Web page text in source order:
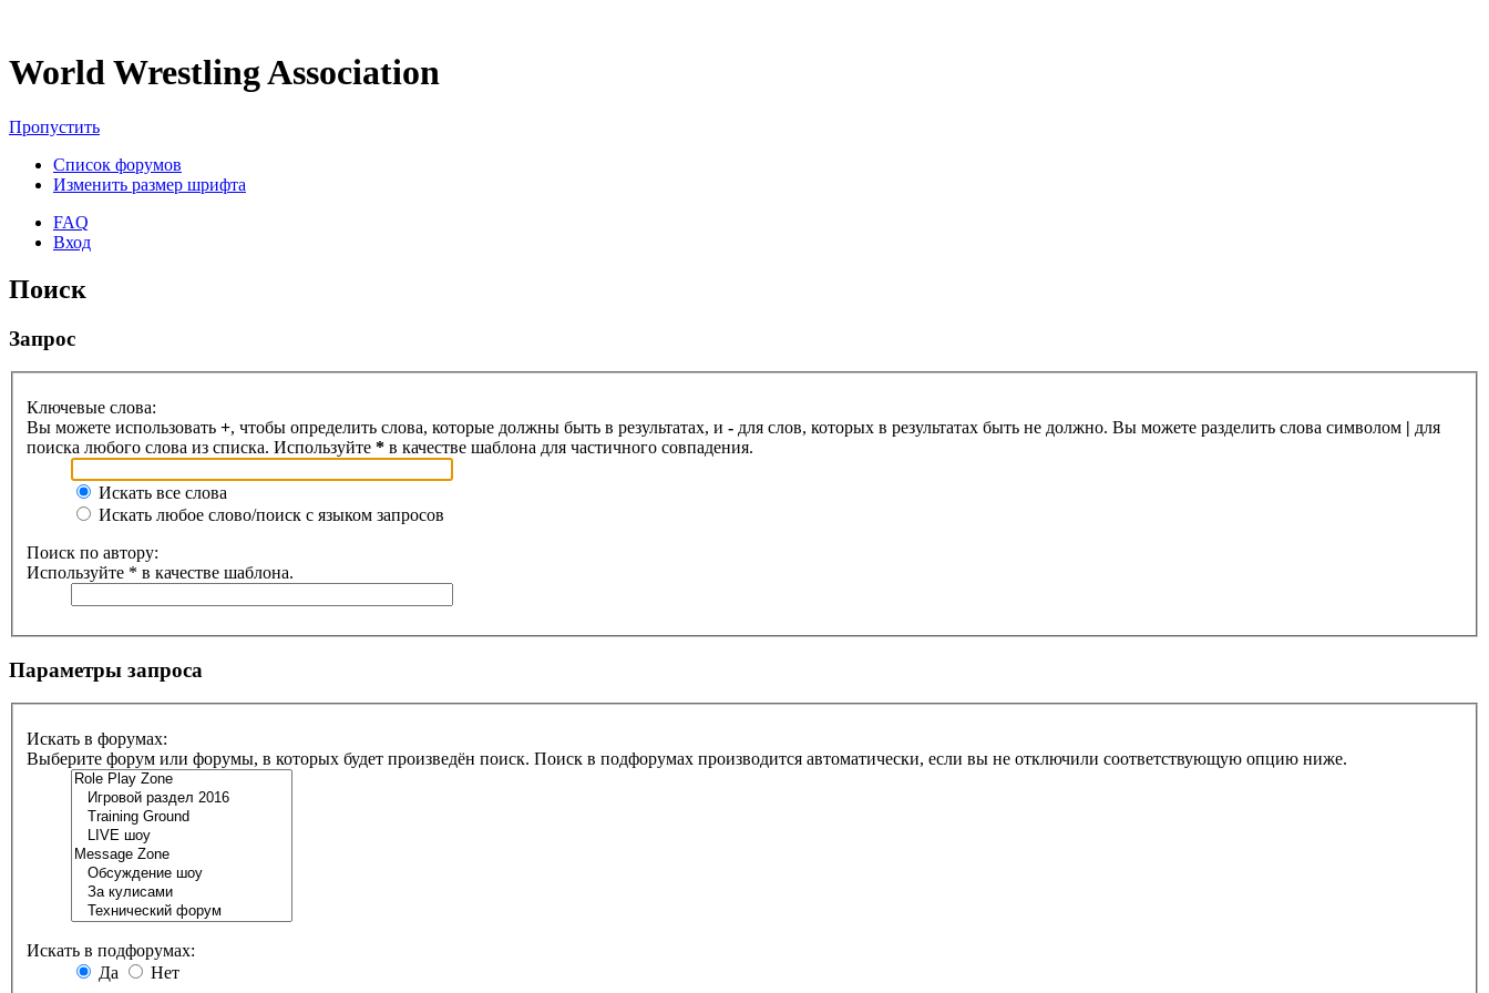
World Wrestling Association
Пропустить
Список форумов
Изменить размер шрифта
FAQ
Вход
Поиск
Запрос
Ключевые слова:
Вы можете использовать +, чтобы определить слова, которые должны быть в результатах, и - для слов, которых в результатах быть не должно. Вы можете разделить слова символом | для
поиска любого слова из списка. Используйте * в качестве шаблона для частичного совпадения.
Искать все слова
Искать любое слово/поиск с языком запросов
Поиск по автору:
Используйте * в качестве шаблона.
Параметры запроса
Искать в форумах:
Выберите форум или форумы, в которых будет произведён поиск. Поиск в подфорумах производится автоматически, если вы не отключили соответствующую опцию ниже.
Искать в подфорумах:
Да
Нет